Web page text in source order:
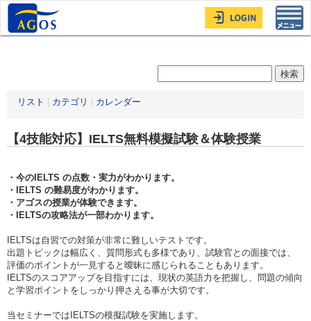
リスト カテゴリ カレンダー
【4技能対応】IELTS無料模擬試験＆体験授業
・今のIELTS の点数・実力がわかります。
・IELTS の難易度がわかります。
・アゴスの授業が体験できます。
・IELTSの攻略法が一部わかります。
IELTSは自習での対策が非常に難しいテストです。
出題トピックは幅広く、質問形式も多様であり、試験官との面接では、
評価のポイントが一見すると曖昧に感じられることもあります。
IELTSのスコアアップを目指すには、現状の英語力を把握し、問題の傾向
と学習ポイントをしっかり押さえる事が大切です。
当セミナーではIELTSの模擬試験を実施します。